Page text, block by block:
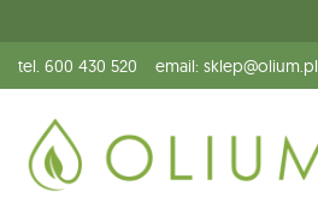
tel. 600 430 520 email: sklep@olium.pl